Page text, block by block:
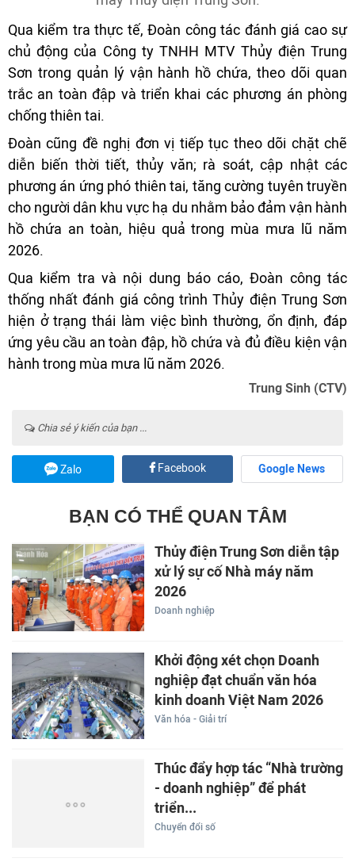
Qua kiểm tra thực tế, Đoàn công tác đánh giá cao sự
chủ động của Công ty TNHH MTV Thủy điện Trung
Sơn trong quản lý vận hành hồ chứa, theo dõi quan
trắc an toàn đập và triển khai các phương án phòng
chống thiên tai.
Đoàn cũng đề nghị đơn vị tiếp tục theo dõi chặt chẽ
diễn biến thời tiết, thủy văn; rà soát, cập nhật các
phương án ứng phó thiên tai, tăng cường tuyên truyền
cho người dân khu vực hạ du nhằm bảo đảm vận hành
hồ chứa an toàn, hiệu quả trong mùa mưa lũ năm
2026.
Qua kiểm tra và nội dung báo cáo, Đoàn công tác
thống nhất đánh giá công trình Thủy điện Trung Sơn
hiện ở trạng thái làm việc bình thường, ổn định, đáp
ứng yêu cầu an toàn đập, hồ chứa và đủ điều kiện vận
hành trong mùa mưa lũ năm 2026.
Trung Sinh (CTV)
Chia sẻ ý kiến của bạn ...
Zalo Facebook Google News
BẠN CÓ THỂ QUAN TÂM
Thủy điện Trung Sơn diễn tập
xử lý sự cố Nhà máy năm
2026
Doanh nghiệp
Khởi động xét chọn Doanh
nghiệp đạt chuẩn văn hóa
kinh doanh Việt Nam 2026
Văn hóa - Giải trí
Thúc đẩy hợp tác “Nhà trường
- doanh nghiệp” để phát
triển...
Chuyển đổi số